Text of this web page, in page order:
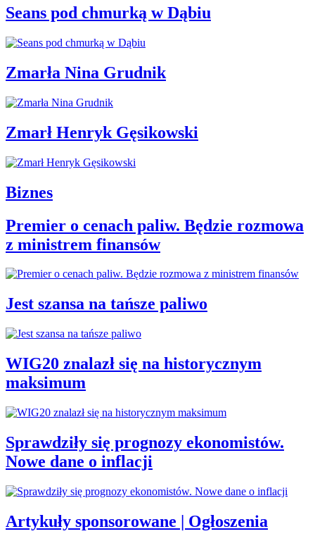
Seans pod chmurką w Dąbiu
Zmarła Nina Grudnik
Zmarł Henryk Gęsikowski
Biznes
Premier o cenach paliw. Będzie rozmowa
z ministrem finansów
Jest szansa na tańsze paliwo
WIG20 znalazł się na historycznym
maksimum
Sprawdziły się prognozy ekonomistów.
Nowe dane o inflacji
Artykuły sponsorowane | Ogłoszenia